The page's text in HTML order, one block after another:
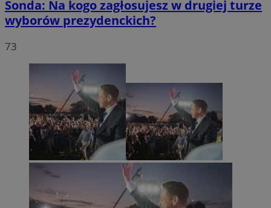
Sonda: Na kogo zagłosujesz w drugiej turze
wyborów prezydenckich?
73